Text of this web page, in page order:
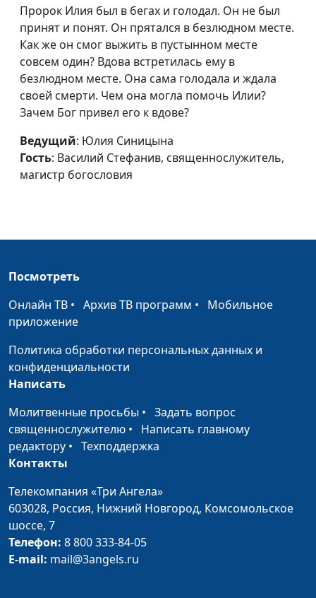
Евангелие в жизни Моисея
Алексей Бритов, Олег
Гончаров,
священнослужитель,
член Общественной
палаты РФ
Евангелие в жизни Иакова
Алексей Бритов, Олег
член Общественной
священнослужитель,
Евангелие в жизни царицы
Есфири
Алексей Бритов, Олег
член Общественной
Иосифа
Гончаров,
священнослужитель,
Евангелие в жизни царя
Давида
Гончаров,
Пророк Илия был в бегах и голодал. Он не был
принят и понят. Он прятался в безлюдном месте.
Как же он смог выжить в пустынном месте
совсем один? Вдова встретилась ему в
безлюдном месте. Она сама голодала и ждала
своей смерти. Чем она могла помочь Илии?
Зачем Бог привел его к вдове?
Ведущий: Юлия Синицына
Гость: Василий Стефанив, священнослужитель,
магистр богословия
Посмотреть
Онлайн ТВ • Архив ТВ программ • Мобильное
приложение
Политика обработки персональных данных и
конфиденциальности
Написать
Молитвенные просьбы • Задать вопрос
священнослужителю • Написать главному
редактору • Техподдержка
Контакты
Телекомпания «Три Ангела»
603028, Россия, Нижний Новгород, Комсомольское
шоссе, 7
Телефон: 8 800 333-84-05
E-mail: mail@3angels.ru